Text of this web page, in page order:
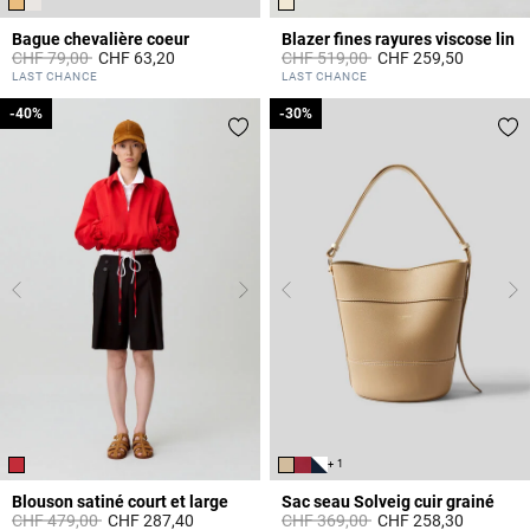
Bague chevalière coeur
Prix réduit à partir de
CHF 79,00àCHF 63,20
3.4 out of 5 Customer Rating
LAST CHANCE
Blazer fines rayures viscose lin
Prix réduit à partir de
CHF 519,00àCHF 259,50
5 out of 5 Customer Rating
LAST CHANCE
Blouson satiné court et large
Prix réduit à partir de
CHF 479,00à
-40%
CHF 287,40
-40%
+ 1
Sac seau Solveig cuir grainé
Prix réduit à partir de
CHF 369,00à
-30%
CHF 258,30
-30%